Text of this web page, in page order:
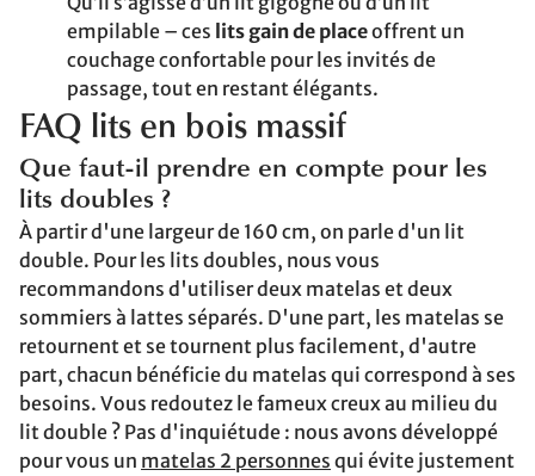
empilable – ces lits gain de placeoffrent un
couchage confortable pour les invités de
passage, tout en restant élégants.
FAQ lits en bois massif
Que faut-il prendre en compte pour les
lits doubles ?
À partir d'une largeur de 160 cm, on parle d'un lit
double. Pour les lits doubles, nous vous
recommandons d'utiliser deux matelas et deux
sommiers à lattes séparés. D'une part, les matelas se
retournent et se tournent plus facilement, d'autre
part, chacun bénéficie du matelas qui correspond à ses
besoins. Vous redoutez le fameux creux au milieu du
lit double ? Pas d'inquiétude : nous avons développé
pour vous un matelas 2 personnes qui évite justement